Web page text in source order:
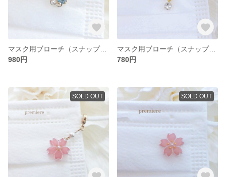
マスク用ブローチ（スナップボタン式）蝶 ハンドメイド1点
980円
マスク用ブローチ（スナップボタン式）スワロフスキーパール1点（大）
780円
SOLD OUT SOLD OUT